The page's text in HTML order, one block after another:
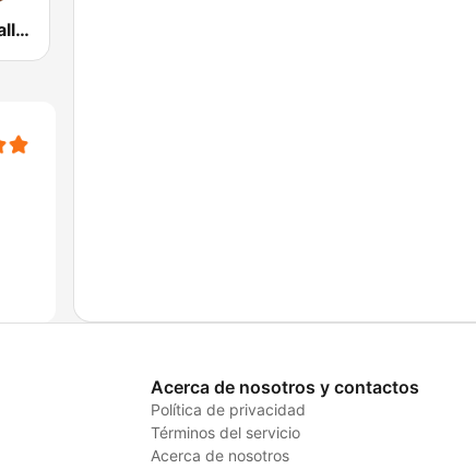
Clasicos Del Vallenato
Acerca de nosotros y contactos
Política de privacidad
Términos del servicio
Acerca de nosotros